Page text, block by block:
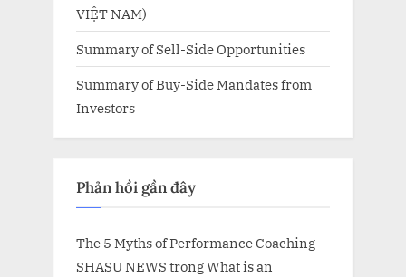
VIỆT NAM)
Summary of Sell-Side Opportunities
Summary of Buy-Side Mandates from
Investors
Phản hồi gần đây
The 5 Myths of Performance Coaching –
SHASU NEWS trongWhat is an